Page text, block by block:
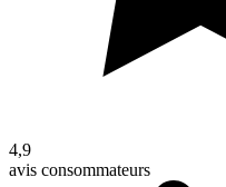
4,9
avis consommateurs